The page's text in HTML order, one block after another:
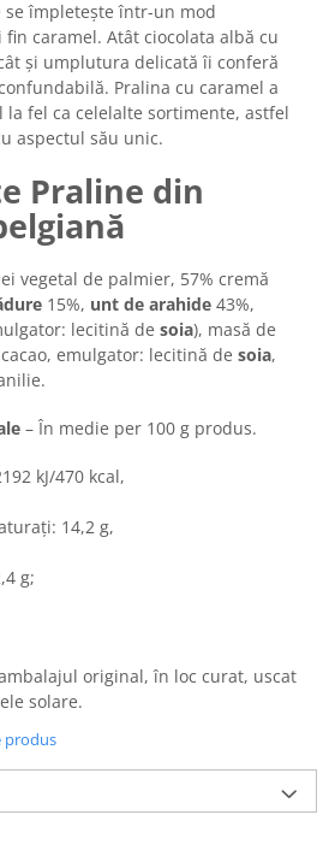
se împletește într-un mod
caramel. Atât ciocolata albă cu
și umplutura delicată îi conferă
Pralina cu caramel a
fel ca celelalte sortimente, astfel
aspectul său unic.
Praline din
vegetal de palmier, 57% cremă
15%, unt de arahide 43%,
lecitină de soia), masă de
emulgator: lecitină de soia,
– În medie per 100 g produs.
kJ/470 kcal,
14,2 g,
g;
original, în loc curat, uscat
solare.
produs